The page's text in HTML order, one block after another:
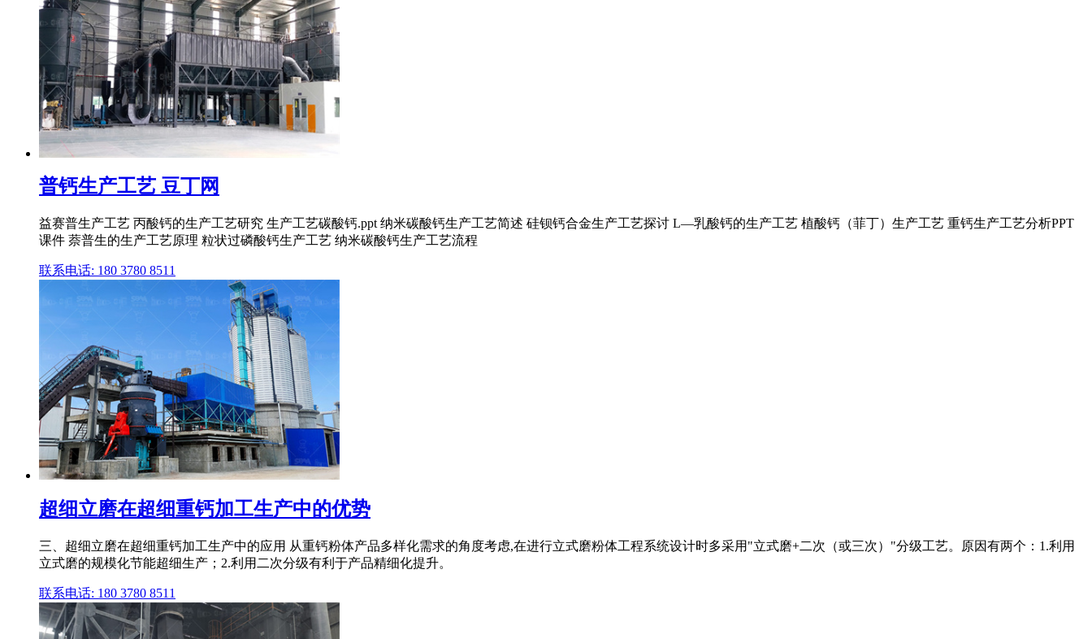
普钙生产工艺 豆丁网
益赛普生产工艺 丙酸钙的生产工艺研究 生产工艺碳酸钙.ppt 纳米碳酸钙生产工艺简述 硅钡钙合金生产工艺探讨 L—乳酸钙的生产工艺 植酸钙（菲丁）生产工艺 重钙生产工艺分析PPT
课件 萘普生的生产工艺原理 粒状过磷酸钙生产工艺 纳米碳酸钙生产工艺流程
联系电话: 180 3780 8511
超细立磨在超细重钙加工生产中的优势
三、超细立磨在超细重钙加工生产中的应用 从重钙粉体产品多样化需求的角度考虑,在进行立式磨粉体工程系统设计时多采用"立式磨+二次（或三次）"分级工艺。原因有两个：1.利用
立式磨的规模化节能超细生产；2.利用二次分级有利于产品精细化提升。
联系电话: 180 3780 8511